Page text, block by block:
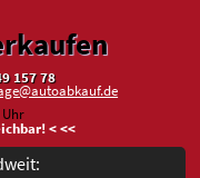
157 78
Uhr
< <<